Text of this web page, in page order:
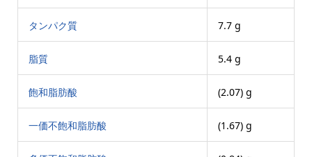
タンパク質 7.7 g
脂質 5.4 g
飽和脂肪酸 (2.07) g
一価不飽和脂肪酸 (1.67) g